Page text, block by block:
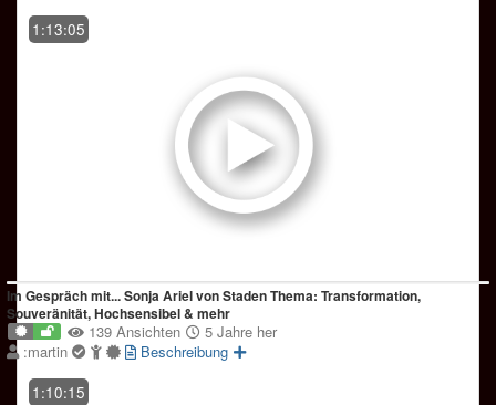
1:13:05
Im Gespräch mit... Sonja Ariel von Staden Thema: Transformation,
Souveränität, Hochsensibel & mehr
139 Ansichten
5 Jahre her
:martin
Beschreibung
1:10:15